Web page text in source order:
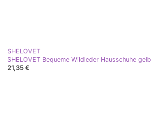
SHELOVET
SHELOVET Bequeme Wildleder Hausschuhe gelb
21,35 €